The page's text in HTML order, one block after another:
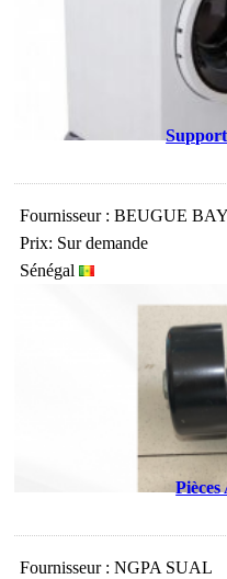
Fournisseur : BEUGUE
Prix: Sur demande
Sénégal
Fournisseur : NGPA SUAL